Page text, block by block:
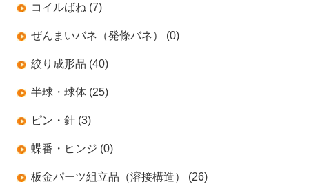
コイルばね (7)
ぜんまいバネ（発條バネ） (0)
絞り成形品 (40)
半球・球体 (25)
ピン・針 (3)
蝶番・ヒンジ (0)
板金パーツ組立品（溶接構造） (26)